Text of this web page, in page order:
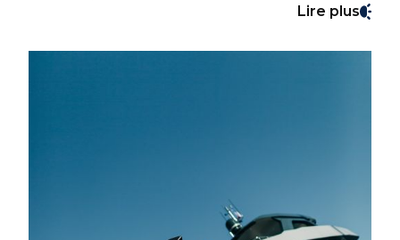
Lire plus